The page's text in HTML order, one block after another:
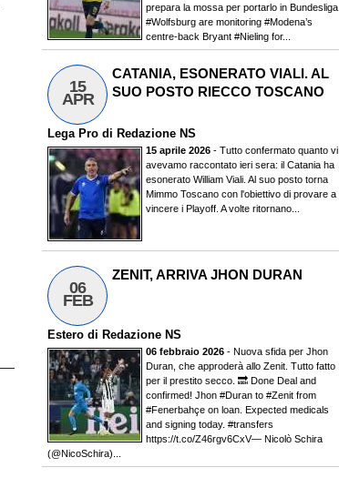
prepara la mossa per portarlo in Bundesliga.
#Wolfsburg are monitoring #Modena’s
centre-back Bryant #Nieling for...
15
APR
CATANIA, ESONERATO VIALI. AL
SUO POSTO RIECCO TOSCANO
Lega Pro di Redazione NS
15 aprile 2026 - Tutto confermato quanto vi
avevamo raccontato ieri sera: il Catania ha
esonerato William Viali. Al suo posto torna
Mimmo Toscano con l'obiettivo di provare a
vincere i Playoff. A volte ritornano...
06
FEB
ZENIT, ARRIVA JHON DURAN
Estero di Redazione NS
06 febbraio 2026 - Nuova sfida per Jhon
Duran, che approderà allo Zenit. Tutto fatto
per il prestito secco. 🔜 Done Deal and
confirmed! Jhon #Duran to #Zenit from
#Fenerbahçe on loan. Expected medicals
and signing today. #transfers
https://t.co/Z46rgv6CxV— Nicolò Schira
(@NicoSchira)...